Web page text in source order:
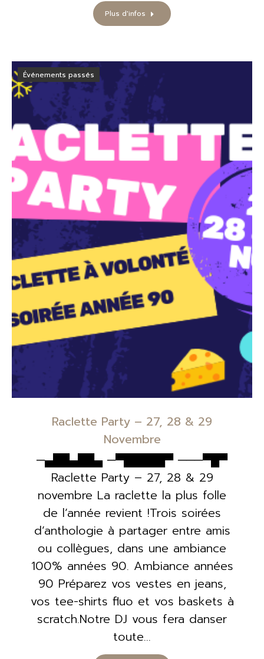
Plus d'infos
Événements passés
Raclette Party – 27, 28 & 29
Novembre
─▄██▄██▄ ─▀█████▀ ───▀█▀
Raclette Party – 27, 28 & 29
novembre La raclette la plus folle
de l’année revient !Trois soirées
d’anthologie à partager entre amis
ou collègues, dans une ambiance
100% années 90. Ambiance années
90 Préparez vos vestes en jeans,
vos tee-shirts fluo et vos baskets à
scratch.Notre DJ vous fera danser
toute…